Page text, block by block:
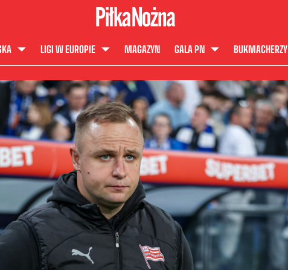
LIGI W EUROPIE MAGAZYN GALA PN BUKMACHERZY